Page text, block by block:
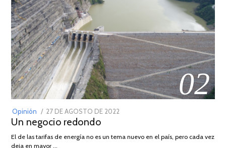
02
Opinión
POSTED
ON
27 DE AGOSTO DE 2022
DE
Un negocio redondo
El de las tarifas de energía no es un tema nuevo en el país, pero cada vez
deja en mayor …